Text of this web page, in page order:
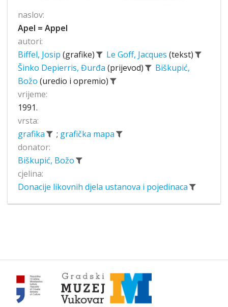
naslov:
Apel = Appel
autori:
Biffel, Josip (grafike) Le Goff, Jacques (tekst)
Šinko Depierris, Đurđa (prijevod)
Biškupić,
Božo (uredio i opremio)
vrijeme:
1991.
vrsta:
grafika
; grafička mapa
donator:
Biškupić, Božo
cjelina:
Donacije likovnih djela ustanova i pojedinaca